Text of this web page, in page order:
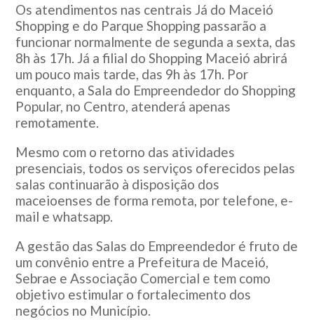
Os atendimentos nas centrais Já do Maceió
Shopping e do Parque Shopping passarão a
funcionar normalmente de segunda a sexta, das
8h às 17h. Já a filial do Shopping Maceió abrirá
um pouco mais tarde, das 9h às 17h. Por
enquanto, a Sala do Empreendedor do Shopping
Popular, no Centro, atenderá apenas
remotamente.
Mesmo com o retorno das atividades
presenciais, todos os serviços oferecidos pelas
salas continuarão à disposição dos
maceioenses de forma remota, por telefone, e-
mail e whatsapp.
A gestão das Salas do Empreendedor é fruto de
um convênio entre a Prefeitura de Maceió,
Sebrae e Associação Comercial e tem como
objetivo estimular o fortalecimento dos
negócios no Município.